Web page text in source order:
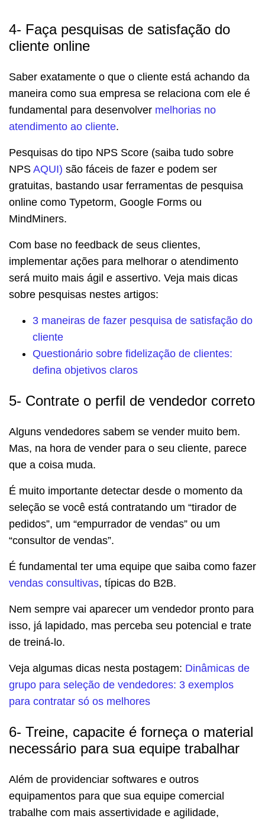
4- Faça pesquisas de satisfação do
cliente online
Saber exatamente o que o cliente está achando da
maneira como sua empresa se relaciona com ele é
fundamental para desenvolver melhorias no
atendimento ao cliente.
Pesquisas do tipo NPS Score (saiba tudo sobre
NPS AQUI) são fáceis de fazer e podem ser
gratuitas, bastando usar ferramentas de pesquisa
online como Typetorm, Google Forms ou
MindMiners.
Com base no feedback de seus clientes,
implementar ações para melhorar o atendimento
será muito mais ágil e assertivo. Veja mais dicas
sobre pesquisas nestes artigos:
3 maneiras de fazer pesquisa de satisfação do
cliente
Questionário sobre fidelização de clientes:
defina objetivos claros
5- Contrate o perfil de vendedor correto
Alguns vendedores sabem se vender muito bem.
Mas, na hora de vender para o seu cliente, parece
que a coisa muda.
É muito importante detectar desde o momento da
seleção se você está contratando um “tirador de
pedidos”, um “empurrador de vendas” ou um
“consultor de vendas”.
É fundamental ter uma equipe que saiba como fazer
vendas consultivas, típicas do B2B.
Nem sempre vai aparecer um vendedor pronto para
isso, já lapidado, mas perceba seu potencial e trate
de treiná-lo.
Veja algumas dicas nesta postagem: Dinâmicas de
grupo para seleção de vendedores: 3 exemplos
para contratar só os melhores
6- Treine, capacite é forneça o material
necessário para sua equipe trabalhar
Além de providenciar softwares e outros
equipamentos para que sua equipe comercial
trabalhe com mais assertividade e agilidade,